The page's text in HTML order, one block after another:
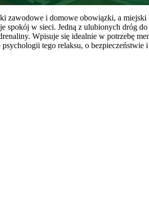
zawodowe i domowe obowiązki, a
spokój w sieci. Jedną z ulubionych dróg
Wpisuje się idealnie w potrzebę
tego relaksu, o